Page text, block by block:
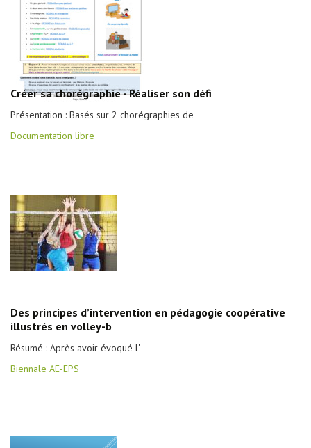
Créer sa chorégraphie - Réaliser son défi
Présentation : Basés sur 2 chorégraphies de
Documentation libre
Des principes d’intervention en pédagogie coopérative
illustrés en volley-b
Résumé : Après avoir évoqué l'
Biennale AE-EPS